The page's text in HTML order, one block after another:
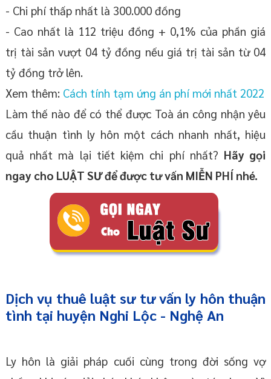
- Chi phí thấp nhất là 300.000 đồng
- Cao nhất là 112 triệu đồng + 0,1% của phần giá
trị tài sản vượt 04 tỷ đồng nếu giá trị tài sản từ 04
tỷ đồng trở lên.
Xem thêm: Cách tính tạm ứng án phí mới nhất 2022
Làm thế nào để có thể được Toà án công nhận yêu
cầu thuận tình ly hôn một cách nhanh nhất, hiệu
quả nhất mà lại tiết kiệm chi phí nhất? Hãy gọi
ngay cho LUẬT SƯ để được tư vấn MIỄN PHÍ nhé.
Dịch vụ thuê luật sư tư vấn ly hôn thuận
tình tại huyện Nghi Lộc- Nghệ An
Ly hôn là giải pháp cuối cùng trong đời sống vợ